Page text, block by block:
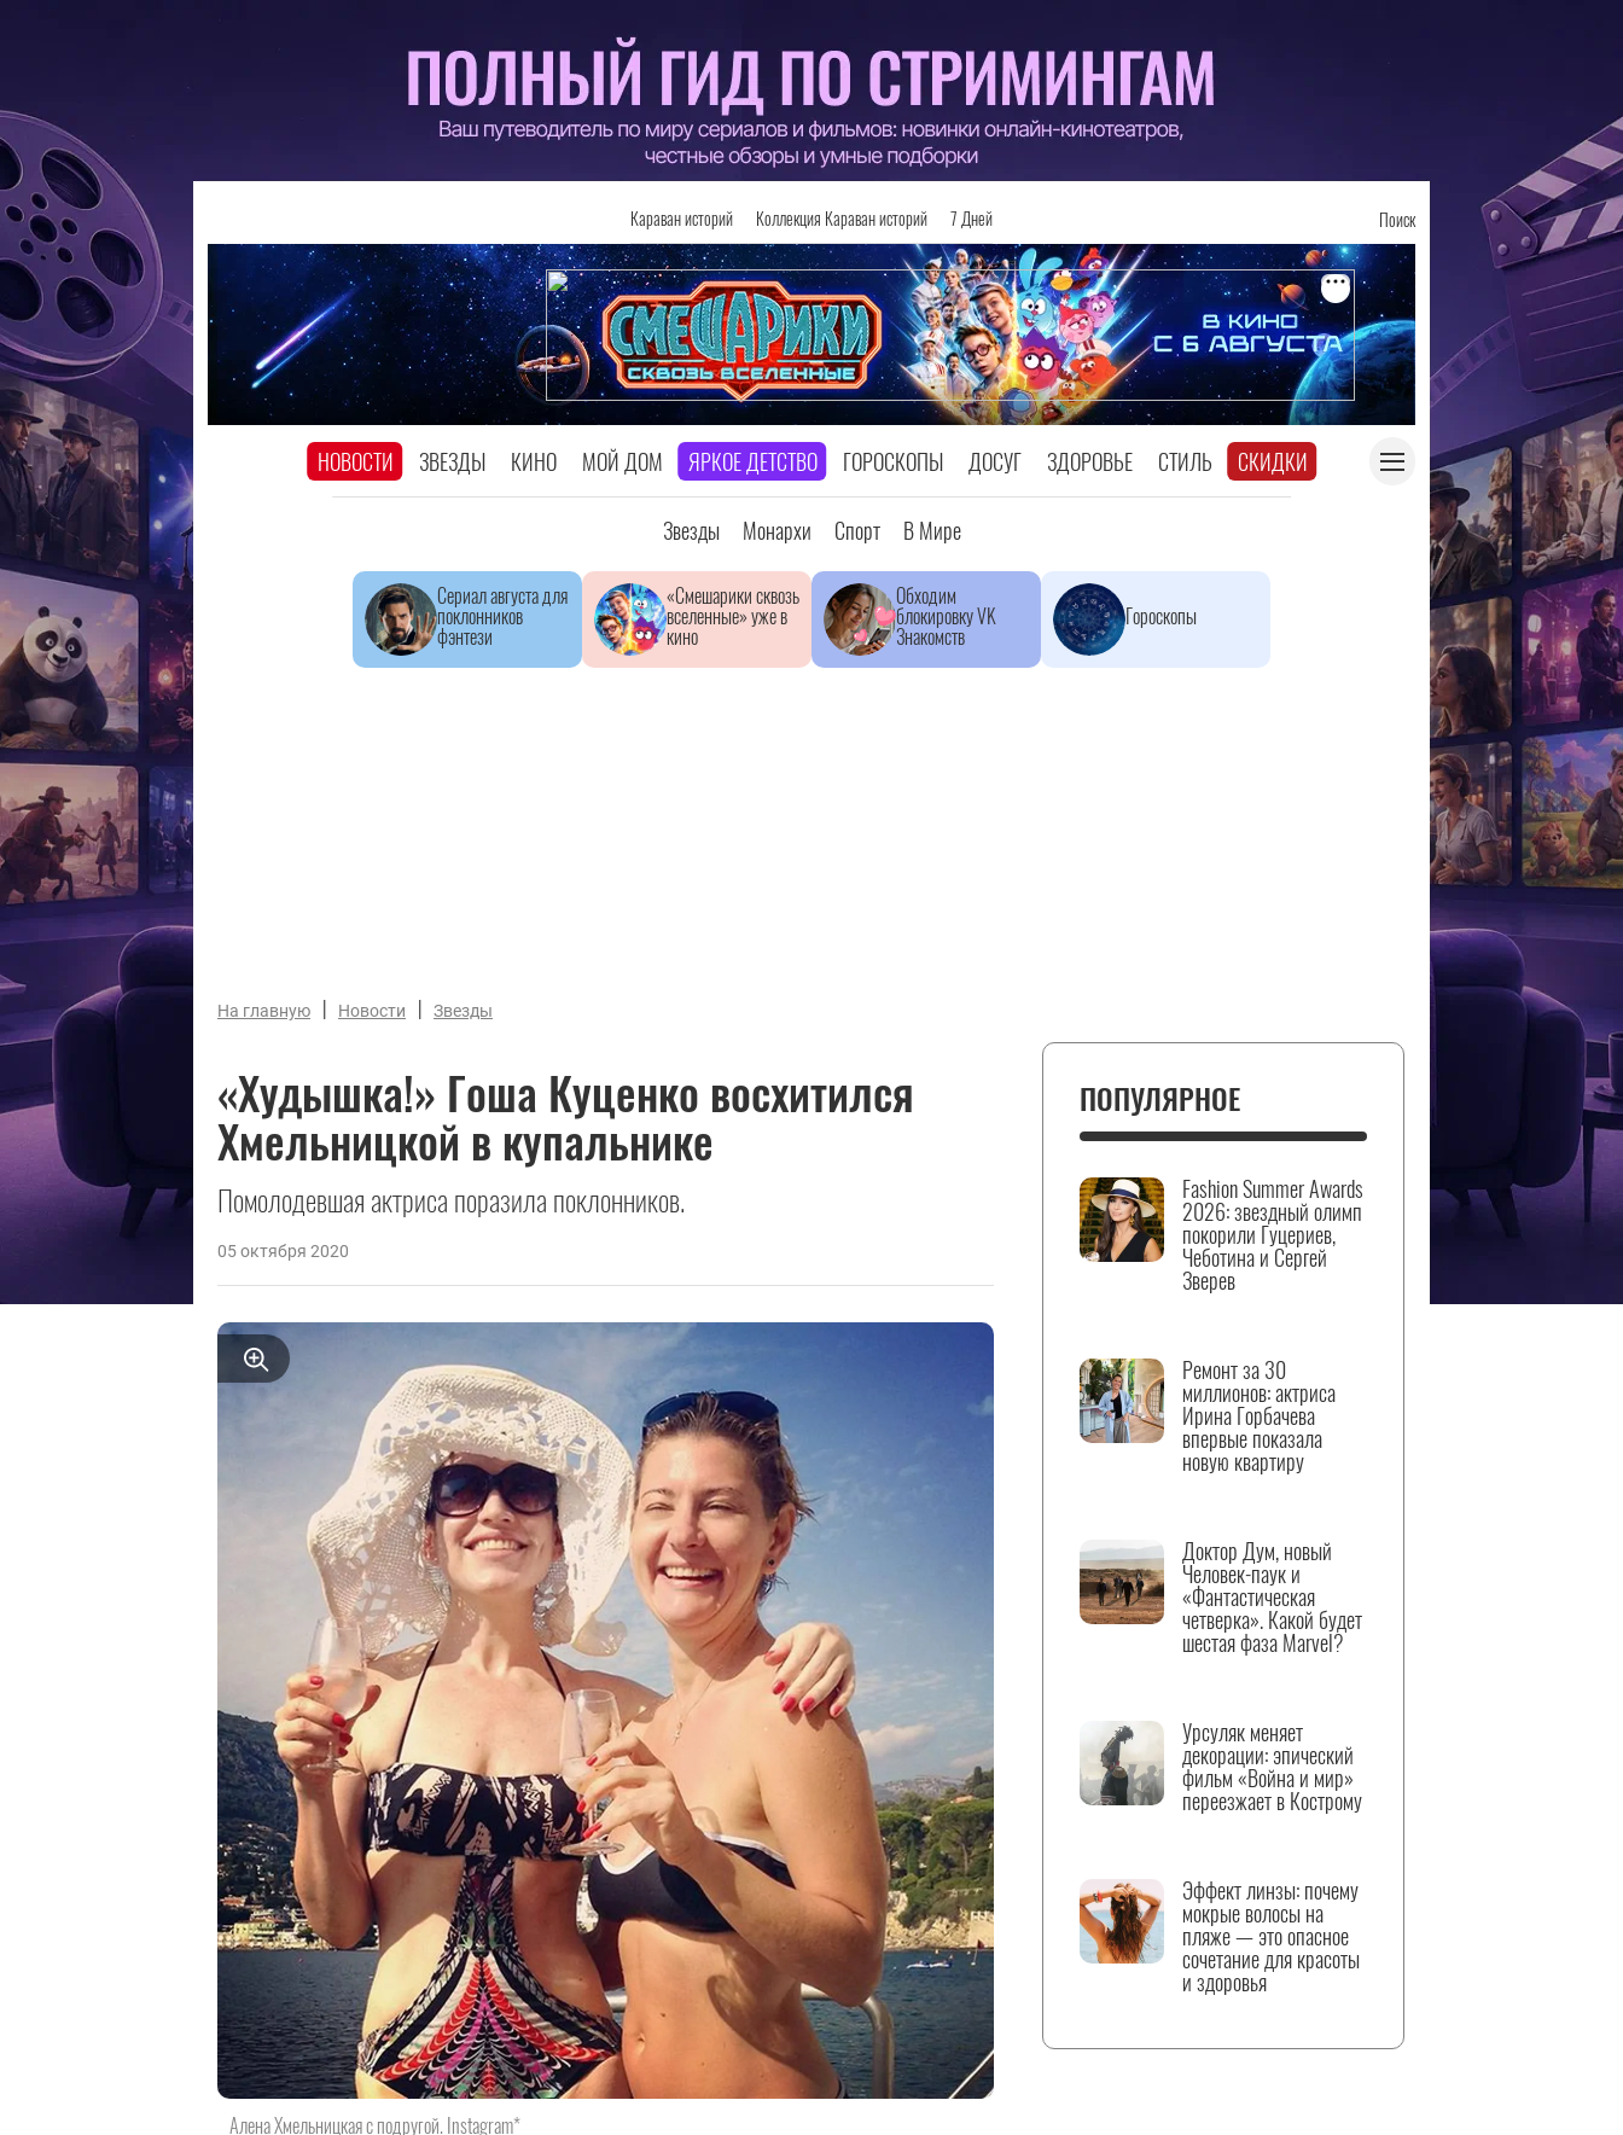
Караван историй Коллекция Караван историй 7 Дней Поиск
НОВОСТИ ЗВЕЗДЫ КИНО МОЙ ДОМ ЯРКОЕ ДЕТСТВО ГОРОСКОПЫ ДОСУГ ЗДОРОВЬЕ СТИЛЬ СКИДКИ
Звезды Монархи Спорт В Мире
Сериал августа для
поклонников
фэнтези
«Смешарики сквозь
вселенные» уже в
кино
Обходим
блокировку VK
Знакомств
Гороскопы
На главную | Новости | Звезды
«Худышка!» Гоша Куценко восхитился
Хмельницкой в купальнике
Помолодевшая актриса поразила поклонников.
05 октября 2020
Алена Хмельницкая с подругой. Instagram*
ПОПУЛЯРНОЕ
Fashion Summer Awards
2026: звездный олимп
покорили Гуцериев,
Чеботина и Сергей
Зверев
Ремонт за 30
миллионов: актриса
Ирина Горбачева
впервые показала
новую квартиру
Доктор Дум, новый
Человек-паук и
«Фантастическая
четверка». Какой будет
шестая фаза Marvel?
Урсуляк меняет
декорации: эпический
фильм «Война и мир»
переезжает в Кострому
Эффект линзы: почему
мокрые волосы на
пляже — это опасное
сочетание для красоты
и здоровья